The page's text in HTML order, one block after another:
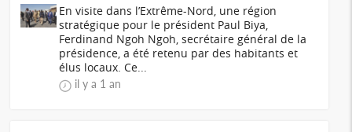
En visite dans l’Extrême-Nord, une région
stratégique pour le président Paul Biya,
Ferdinand Ngoh Ngoh, secrétaire général de la
présidence, a été retenu par des habitants et
élus locaux. Ce...
il y a 1 an